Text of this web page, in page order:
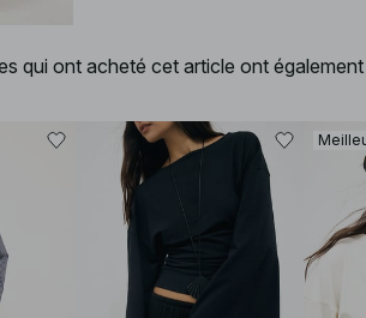
qui ont acheté cet article ont également